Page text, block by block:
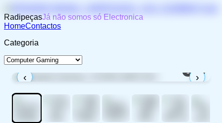
RadipeçasJá não somos só Electronica
HomeContactos
Categoria
‹ ›
1/